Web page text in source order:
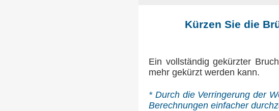
Kürzen Sie die
Ein vollständig gekürzter
mehr gekürzt werden kann.
* Durch die Verringerung der
Berechnungen einfacher